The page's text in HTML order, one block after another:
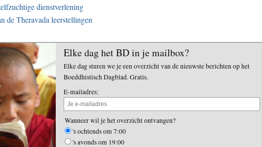
dienstverlening
de Theravada leerstellingen
Elke dag het BD in je mailbox?
Elke dag sturen we je een overzicht van de nieuwste berichten op het
Boeddhistisch Dagblad. Gratis.
E-mailadres:
Wanneer wil je het overzicht ontvangen?
's ochtends om 7:00
's avonds om 19:00